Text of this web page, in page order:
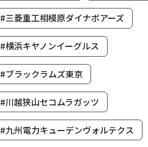
#三菱重工相模原ダイナボアーズ
#横浜キヤノンイーグルス
#ブラックラムズ東京
#川越狭山セコムラガッツ
#九州電力キューデンヴォルテクス